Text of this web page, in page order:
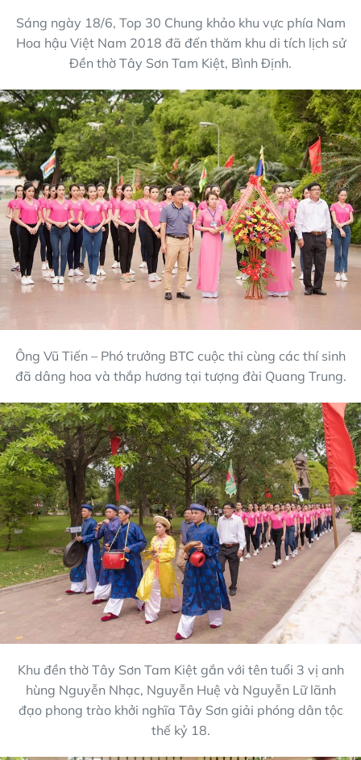
Sáng ngày 18/6, Top 30 Chung khảo khu vực phía Nam
Hoa hậu Việt Nam 2018 đã đến thăm khu di tích lịch sử
Đền thờ Tây Sơn Tam Kiệt, Bình Định.
Ông Vũ Tiến – Phó trưởng BTC cuộc thi cùng các thí sinh
đã dâng hoa và thắp hương tại tượng đài Quang Trung.
Khu đền thờ Tây Sơn Tam Kiệt gắn với tên tuổi 3 vị anh
hùng Nguyễn Nhạc, Nguyễn Huệ và Nguyễn Lữ lãnh
đạo phong trào khởi nghĩa Tây Sơn giải phóng dân tộc
thế kỷ 18.